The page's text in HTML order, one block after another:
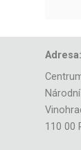
Adresa:
110 00